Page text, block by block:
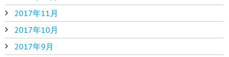
2017年11月
2017年10月
2017年9月